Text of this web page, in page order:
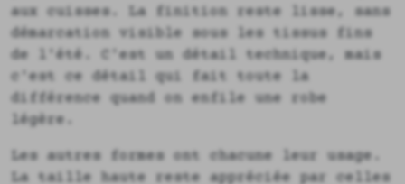
aux cuisses. La finition reste lisse, sans
démarcation visible sous les tissus fins
de l'été. C'est un détail technique, mais
c'est ce détail qui fait toute la
différence quand on enfile une robe
légère.
Les autres formes ont chacune leur usage.
La taille haute reste appréciée par celles